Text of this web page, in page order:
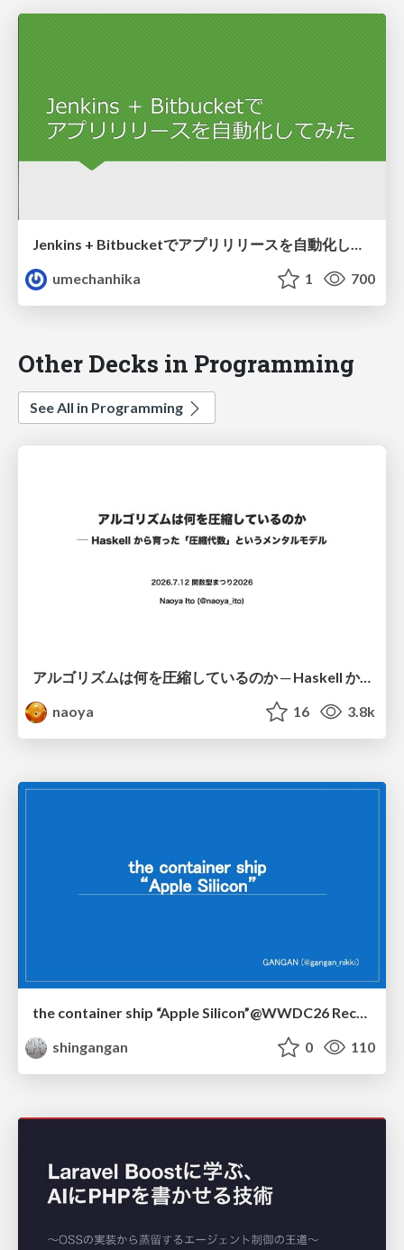
Jenkins + Bitbucketでアプリリリースを自動化してみた
umechanhika
1 700
Other Decks in Programming
See All in Programming
アルゴリズムは何を圧縮しているのか ─ Haskell から育った「圧縮代数」というメンタルモデル
naoya
16 3.8k
the container ship “Apple Silicon”@WWDC26 Recap -Japan-\(region).swift
shingangan
0 110